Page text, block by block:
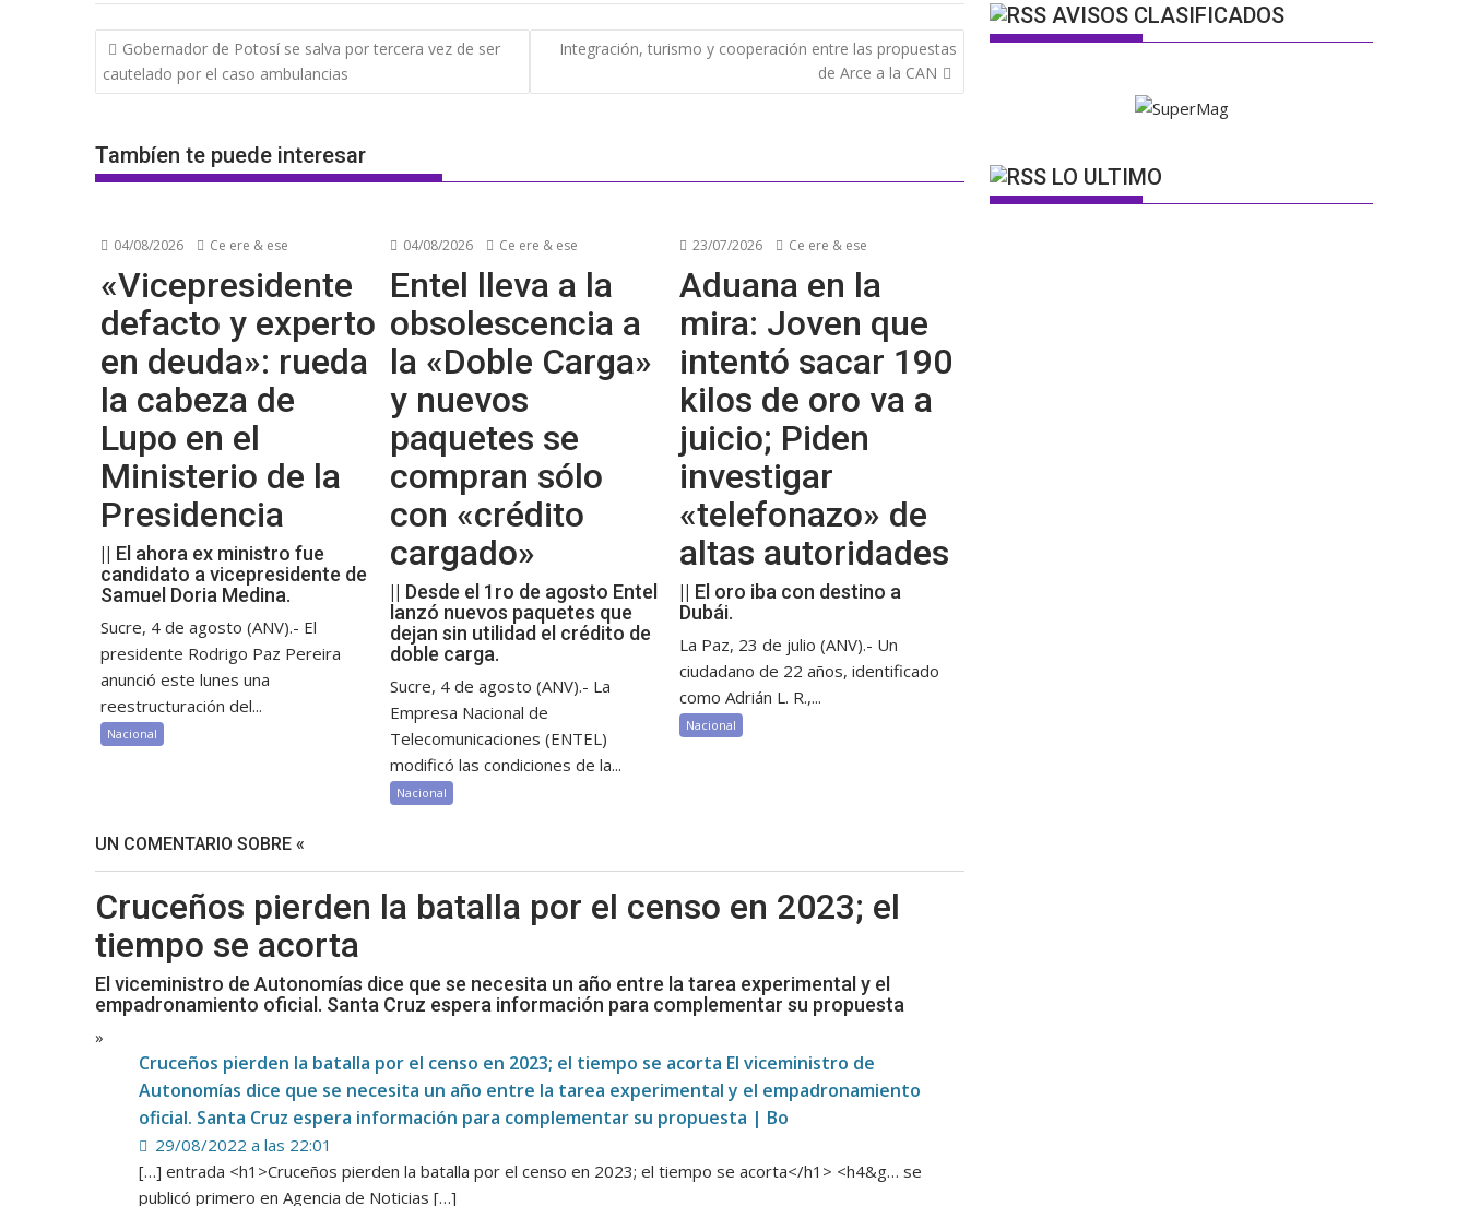
Navegación
de
entradas
Gobernador de Potosí se salva por tercera vez de ser
cautelado por el caso ambulancias
Integración, turismo y cooperación entre las propuestas
de Arce a la CAN
Tambíen te puede interesar
04/08/2026 Ce ere & ese
«Vicepresidente
defacto y experto
en deuda»: rueda
la cabeza de
Lupo en el
Ministerio de la
Presidencia
|| El ahora ex ministro fue
candidato a vicepresidente de
Samuel Doria Medina.
Sucre, 4 de agosto (ANV).- El
presidente Rodrigo Paz Pereira
anunció este lunes una
reestructuración del...
Nacional
04/08/2026 Ce ere & ese
Entel lleva a la
obsolescencia a
la «Doble Carga»
y nuevos
paquetes se
compran sólo
con «crédito
cargado»
|| Desde el 1ro de agosto Entel
lanzó nuevos paquetes que
dejan sin utilidad el crédito de
doble carga.
Sucre, 4 de agosto (ANV).- La
Empresa Nacional de
Telecomunicaciones (ENTEL)
modificó las condiciones de la...
Nacional
23/07/2026 Ce ere & ese
Aduana en la
mira: Joven que
intentó sacar 190
kilos de oro va a
juicio; Piden
investigar
«telefonazo» de
altas autoridades
|| El oro iba con destino a
Dubái.
La Paz, 23 de julio (ANV).- Un
ciudadano de 22 años, identificado
como Adrián L. R.,...
Nacional
UN COMENTARIO SOBRE «
Cruceños pierden la batalla por el censo en 2023; el
tiempo se acorta
El viceministro de Autonomías dice que se necesita un año entre la tarea experimental y el
empadronamiento oficial. Santa Cruz espera información para complementar su propuesta
»
Cruceños pierden la batalla por el censo en 2023; el tiempo se acorta El viceministro de
Autonomías dice que se necesita un año entre la tarea experimental y el empadronamiento
oficial. Santa Cruz espera información para complementar su propuesta | Bo
29/08/2022 a las 22:01
[…] entrada <h1>Cruceños pierden la batalla por el censo en 2023; el tiempo se acorta</h1> <h4&g… se
publicó primero en Agencia de Noticias […]
AVISOS CLASIFICADOS
LO ULTIMO